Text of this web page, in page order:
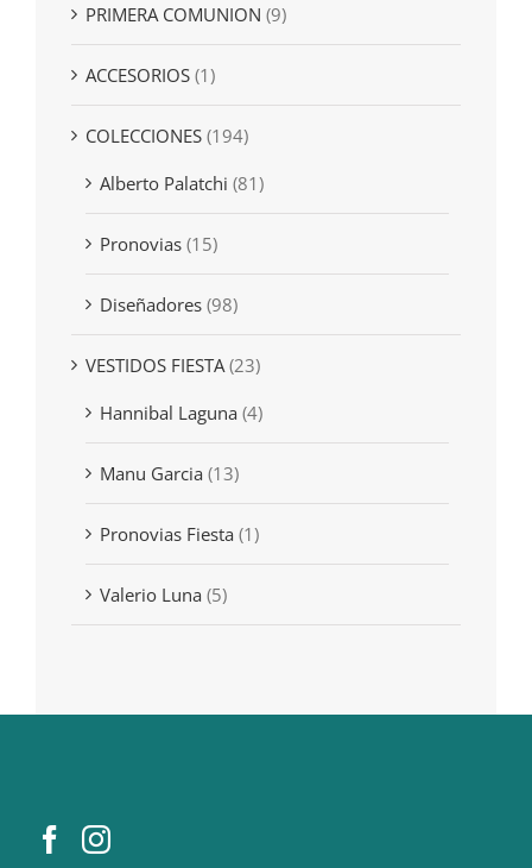
PRIMERA COMUNION (9)
ACCESORIOS (1)
COLECCIONES (194)
Alberto Palatchi (81)
Pronovias (15)
Diseñadores (98)
VESTIDOS FIESTA (23)
Hannibal Laguna (4)
Manu Garcia (13)
Pronovias Fiesta (1)
Valerio Luna (5)